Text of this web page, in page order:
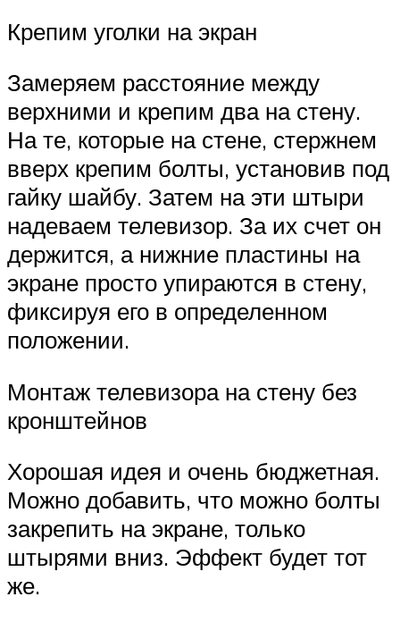
Крепим уголки на экран
Замеряем расстояние между
верхними и крепим два на стену.
На те, которые на стене, стержнем
вверх крепим болты, установив под
гайку шайбу. Затем на эти штыри
надеваем телевизор. За их счет он
держится, а нижние пластины на
экране просто упираются в стену,
фиксируя его в определенном
положении.
Монтаж телевизора на стену без
кронштейнов
Хорошая идея и очень бюджетная.
Можно добавить, что можно болты
закрепить на экране, только
штырями вниз. Эффект будет тот
же.